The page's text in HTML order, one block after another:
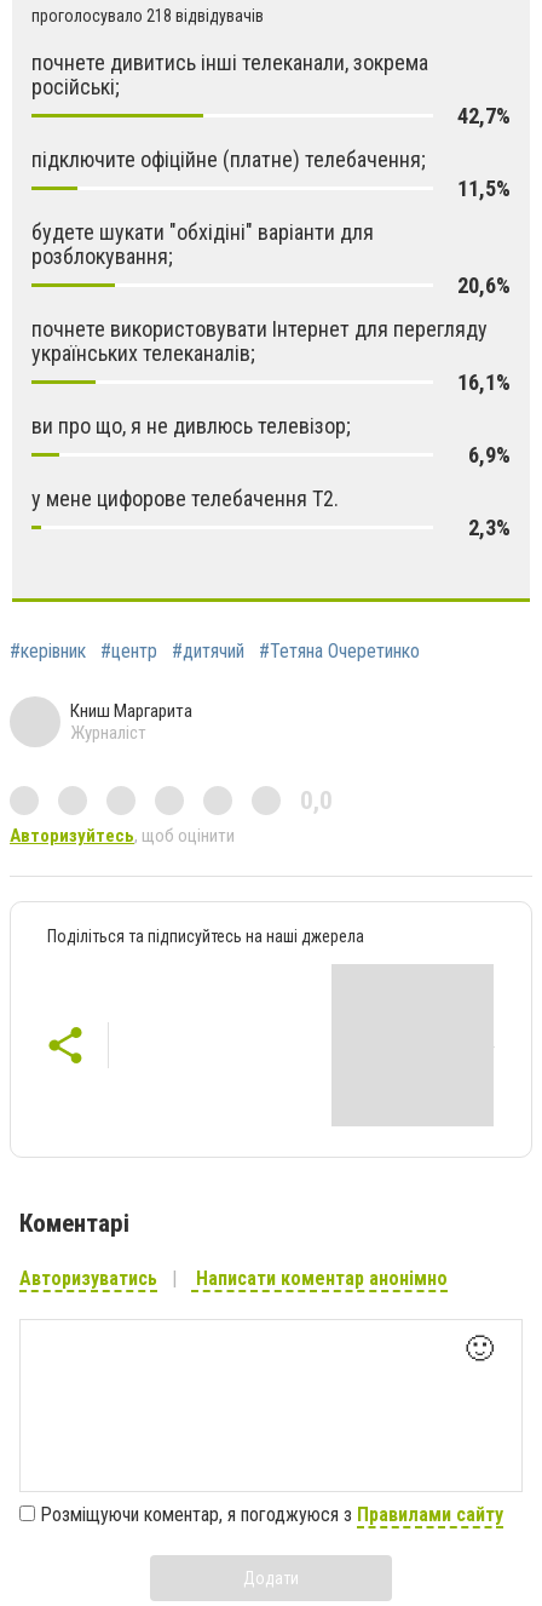
проголосувало 218 відвідувачів
почнете дивитись інші телеканали, зокрема
російські;
42,7%
підключите офіційне (платне) телебачення;
11,5%
будете шукати "обхідіні" варіанти для
розблокування;
20,6%
почнете використовувати Інтернет для перегляду
українських телеканалів;
16,1%
ви про що, я не дивлюсь телевізор;
6,9%
у мене цифорове телебачення Т2.
2,3%
#керівник #центр #дитячий #Тетяна Очеретинко
Книш Маргарита
Журналіст
0,0
Авторизуйтесь, щоб оцінити
Поділіться та підписуйтесь на наші джерела
Коментарі
Авторизуватись Написати коментар анонімно
🙂
Розміщуючи коментар, я погоджуюся з Правилами сайту
Додати